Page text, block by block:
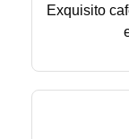
Exquisito